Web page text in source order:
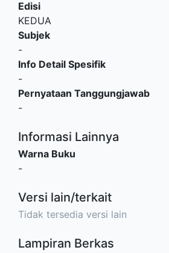
Edisi
KEDUA
Subjek
-
Info Detail Spesifik
-
Pernyataan Tanggungjawab
-
Informasi Lainnya
Warna Buku
-
Versi lain/terkait
Tidak tersedia versi lain
Lampiran Berkas